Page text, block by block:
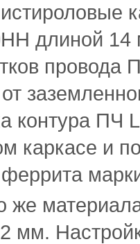
длиной
контура ПЧ
каркасе и
феррита
же
мм.